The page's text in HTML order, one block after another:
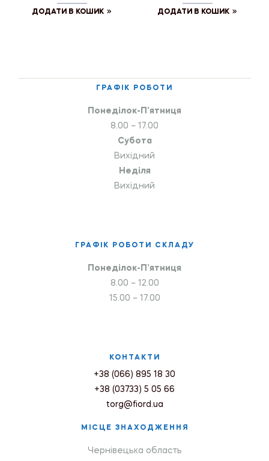
ДОДАТИ В КОШИК ДОДАТИ В КОШИК
ГРАФІК РОБОТИ
Понеділок-П’ятниця
8.00 – 17.00
Субота
Вихідний
Неділя
Вихідний
ГРАФІК РОБОТИ СКЛАДУ
Понеділок-П’ятниця
8.00 – 12.00
15.00 – 17.00
КОНТАКТИ
+38 (066) 895 18 30
+38 (03733) 5 05 66
torg@fiord.ua
МІСЦЕ ЗНАХОДЖЕННЯ
Чернівецька область